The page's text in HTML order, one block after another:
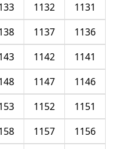
1131
1132
1136
1137
1141
1142
1146
1147
1151
1152
1156
1157